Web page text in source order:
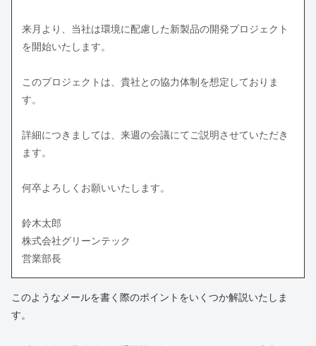
来月より、当社は環境に配慮した新製品の開発プロジェクト
を開始いたします。
このプロジェクトは、貴社との協力体制を想定しておりま
す。
詳細につきましては、来週の会議にてご説明させていただき
ます。
何卒よろしくお願いいたします。
鈴木太郎
株式会社グリーンテック
営業部長
このようなメールを書く際のポイントをいくつか解説いたしま
す。